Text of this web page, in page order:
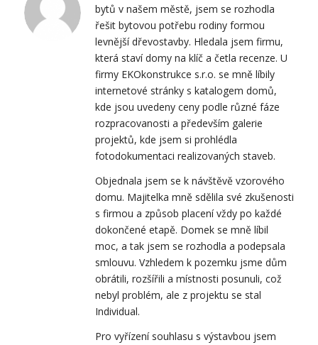
bytů v našem městě, jsem se rozhodla
řešit bytovou potřebu rodiny formou
levnější dřevostavby. Hledala jsem firmu,
která staví domy na klíč a četla recenze. U
firmy EKOkonstrukce s.r.o. se mně líbily
internetové stránky s katalogem domů,
kde jsou uvedeny ceny podle různé fáze
rozpracovanosti a především galerie
projektů, kde jsem si prohlédla
fotodokumentaci realizovaných staveb.
Objednala jsem se k návštěvě vzorového
domu. Majitelka mně sdělila své zkušenosti
s firmou a způsob placení vždy po každé
dokončené etapě. Domek se mně líbil
moc, a tak jsem se rozhodla a podepsala
smlouvu. Vzhledem k pozemku jsme dům
obrátili, rozšířili a místnosti posunuli, což
nebyl problém, ale z projektu se stal
Individual.
Pro vyřízení souhlasu s výstavbou jsem